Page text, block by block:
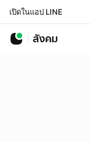
เปิดในแอป LINE
สังคม